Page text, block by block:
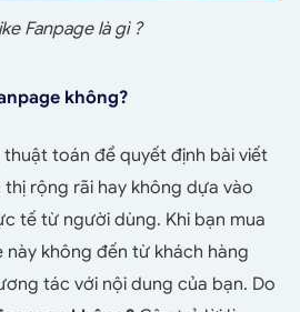
Fanpage là gì ?
không?
toán để quyết định bài viết
rộng rãi hay không dựa vào
tế từ người dùng. Khi bạn mua
này không đến từ khách hàng
tác với nội dung của bạn. Do